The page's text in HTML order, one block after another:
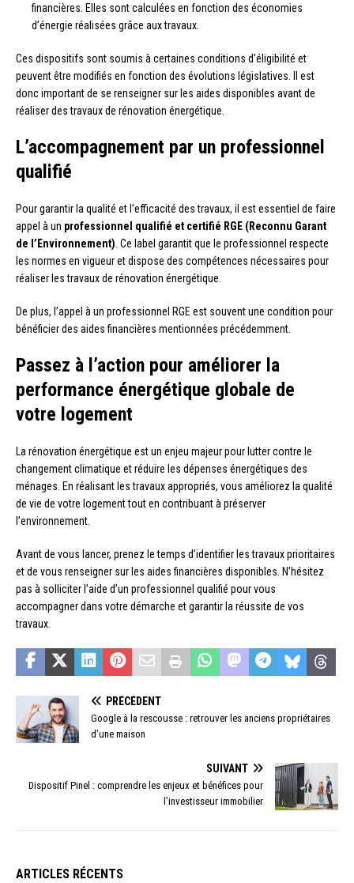
financières. Elles sont calculées en fonction des économies
d’énergie réalisées grâce aux travaux.
Ces dispositifs sont soumis à certaines conditions d’éligibilité et
peuvent être modifiés en fonction des évolutions législatives. Il est
donc important de se renseigner sur les aides disponibles avant de
réaliser des travaux de rénovation énergétique.
L’accompagnement par un professionnel
qualifié
Pour garantir la qualité et l’efficacité des travaux, il est essentiel de faire
appel à un professionnel qualifié et certifié RGE (Reconnu Garant
de l’Environnement) . Ce label garantit que le professionnel respecte
les normes en vigueur et dispose des compétences nécessaires pour
réaliser les travaux de rénovation énergétique.
De plus, l’appel à un professionnel RGE est souvent une condition pour
bénéficier des aides financières mentionnées précédemment.
Passez à l’action pour améliorer la
performance énergétique globale de
votre logement
La rénovation énergétique est un enjeu majeur pour lutter contre le
changement climatique et réduire les dépenses énergétiques des
ménages. En réalisant les travaux appropriés, vous améliorez la qualité
de vie de votre logement tout en contribuant à préserver
l’environnement.
Avant de vous lancer, prenez le temps d’identifier les travaux prioritaires
et de vous renseigner sur les aides financières disponibles. N’hésitez
pas à solliciter l’aide d’un professionnel qualifié pour vous
accompagner dans votre démarche et garantir la réussite de vos
travaux.
PRÉCÉDENT
Google à la rescousse : retrouver les anciens propriétaires
d’une maison
SUIVANT
Dispositif Pinel : comprendre les enjeux et bénéfices pour
l’investisseur immobilier
ARTICLES RÉCENTS